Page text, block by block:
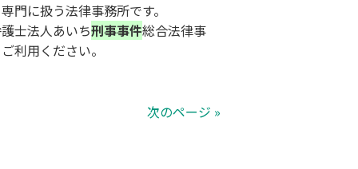
門に扱う法律事務所です。
士法人あいち刑事事件総合法律事
利用ください。
次のページ »